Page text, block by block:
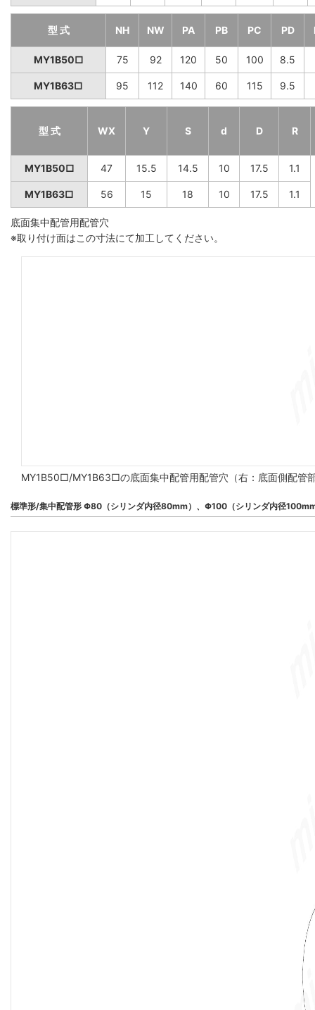
型 式 NH NW PA PB PC PD
MY1B50□ 75 92 120 50 100 8.5
MY1B63□ 95 112 140 60 115 9.5
型 式 WX Y S d D R
MY1B50□ 47 15.5 14.5 10 17.5 1.1
MY1B63□ 56 15 18 10 17.5 1.1
底面集中配管用配管穴
※取り付け面はこの寸法にて加工してください。
MY1B50□/MY1B63□の底面集中配管用配管穴（右：底面側配管
標準形/集中配管形 Φ80（シリンダ内径80mm）、Φ100（シリンダ内径